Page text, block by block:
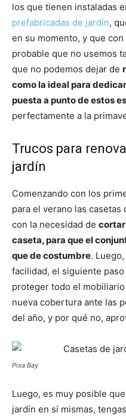
los que tienen instaladas
prefabricadas de jardín,
en su momento, y que
probable que no usemos
que no podemos dejar de
como la ideal para
puesta a punto de estos
perfectamente a la
Trucos para
jardín
Comenzando con los
para el verano las
con la necesidad de cortar
caseta, para que el
que de costumbre.
facilidad, el siguiente
proteger todo el
nueva cobertura ante las
del año, y por qué no,
Pixa Bay
Luego, es muy posible
jardín en sí mismas,